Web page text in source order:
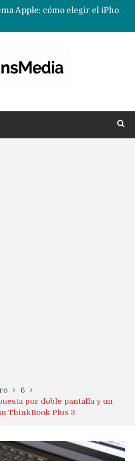
Nuevas filtraciones del Mate 90 Pro Max apuntan a potenciar las cámaras y pantalla OLED doble capa
6
por doble pantalla y un
ThinkBook Plus 3